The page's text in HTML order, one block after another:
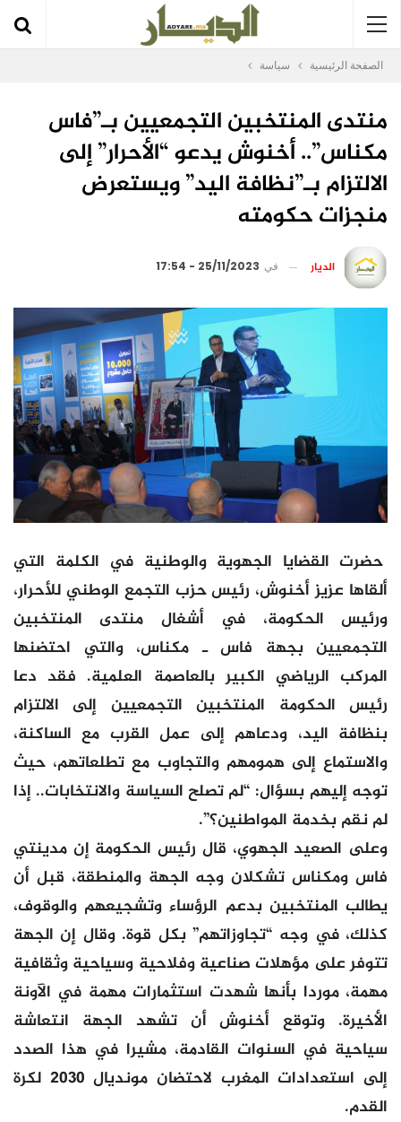
الصفحة الرئيسية سياسة
منتدى المنتخبين التجمعيين بـ”فاس
مكناس”.. أخنوش يدعو “الأحرار” إلى
الالتزام بـ”نظافة اليد” ويستعرض
منجزات حكومته
الديار في 25/11/2023 - 17:54
حضرت القضايا الجهوية والوطنية في الكلمة التي
ألقاها عزيز أخنوش، رئيس حزب التجمع الوطني للأحرار،
ورئيس الحكومة، في أشغال منتدى المنتخبين
التجمعيين بجهة فاس ـ مكناس، والتي احتضنها
المركب الرياضي الكبير بالعاصمة العلمية. فقد دعا
رئيس الحكومة المنتخبين التجمعيين إلى الالتزام
بنظافة اليد، ودعاهم إلى عمل القرب مع الساكنة،
والاستماع إلى همومهم والتجاوب مع تطلعاتهم، حيث
توجه إليهم بسؤال: “لم تصلح السياسة والانتخابات.. إذا
لم نقم بخدمة المواطنين؟”.
وعلى الصعيد الجهوي، قال رئيس الحكومة إن مدينتي
فاس ومكناس تشكلان وجه الجهة والمنطقة، قبل أن
يطالب المنتخبين بدعم الرؤساء وتشجيعهم والوقوف،
كذلك، في وجه “تجاوزاتهم” بكل قوة. وقال إن الجهة
تتوفر على مؤهلات صناعية وفلاحية وسياحية وثقافية
مهمة، موردا بأنها شهدت استثمارات مهمة في الآونة
الأخيرة. وتوقع أخنوش أن تشهد الجهة انتعاشة
سياحية في السنوات القادمة، مشيرا في هذا الصدد
إلى استعدادات المغرب لاحتضان مونديال 2030 لكرة
القدم.